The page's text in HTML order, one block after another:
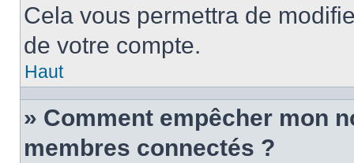
Cela vous permettra de
de votre compte.
Haut
» Comment empêcher mon
membres connectés ?